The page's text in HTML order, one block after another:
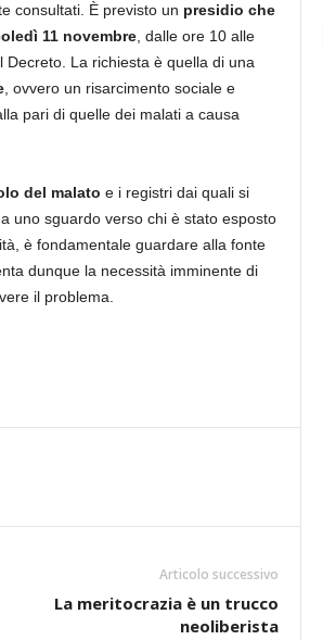
consultati. È previsto un presidio che
11 novembre, dalle ore 10 alle
La richiesta è quella di una
, ovvero un risarcimento sociale e
pari di quelle dei malati a causa
del malato e i registri dai quali si
uno sguardo verso chi è stato esposto
è fondamentale guardare alla fonte
dunque la necessità imminente di
il problema.
Articolo successivo
La meritocrazia è un trucco
neoliberista